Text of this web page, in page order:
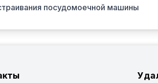
посудомоечной машины